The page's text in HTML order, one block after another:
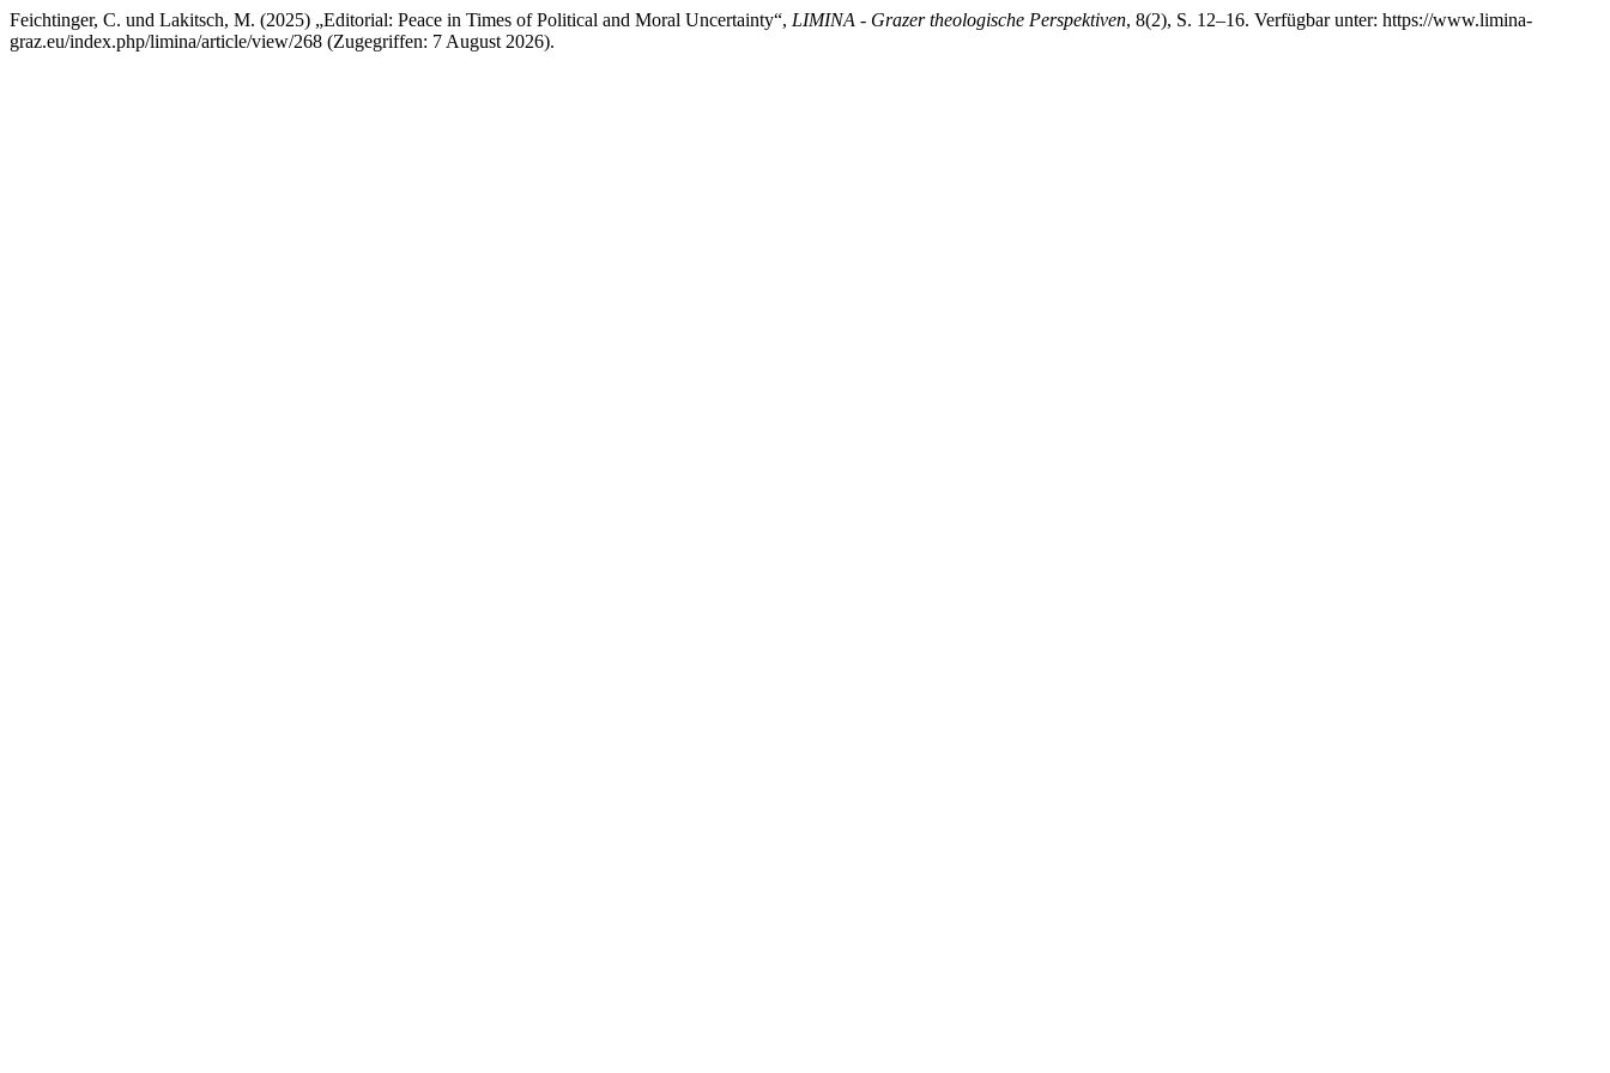
Feichtinger, C. und Lakitsch, M. (2025) „Editorial: Peace in Times of Political and Moral Uncertainty“, LIMINA - Grazer theologische Perspektiven, 8(2), S. 12–16. Verfügbar unter: https://www.limina-
graz.eu/index.php/limina/article/view/268 (Zugegriffen: 7 August 2026).